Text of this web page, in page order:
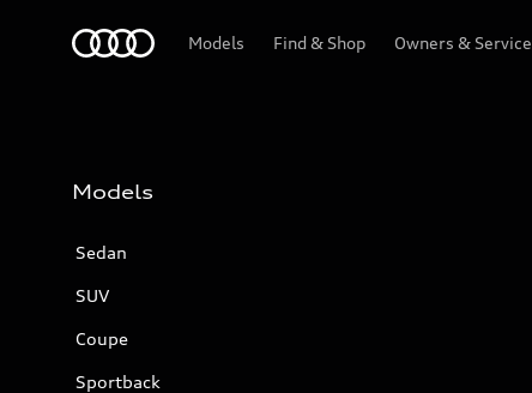
Models Find & Shop Owners & Service
Models
Sedan
SUV
Coupe
Sportback